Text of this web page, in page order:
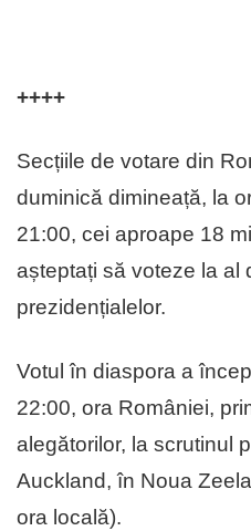
++++
Secțiile de votare din
duminică dimineață, la
21:00, cei aproape 18
așteptați să voteze la al
prezidențialelor.
Votul în diaspora a
22:00, ora României,
alegătorilor, la scrutinul
Auckland, în Noua
ora locală).